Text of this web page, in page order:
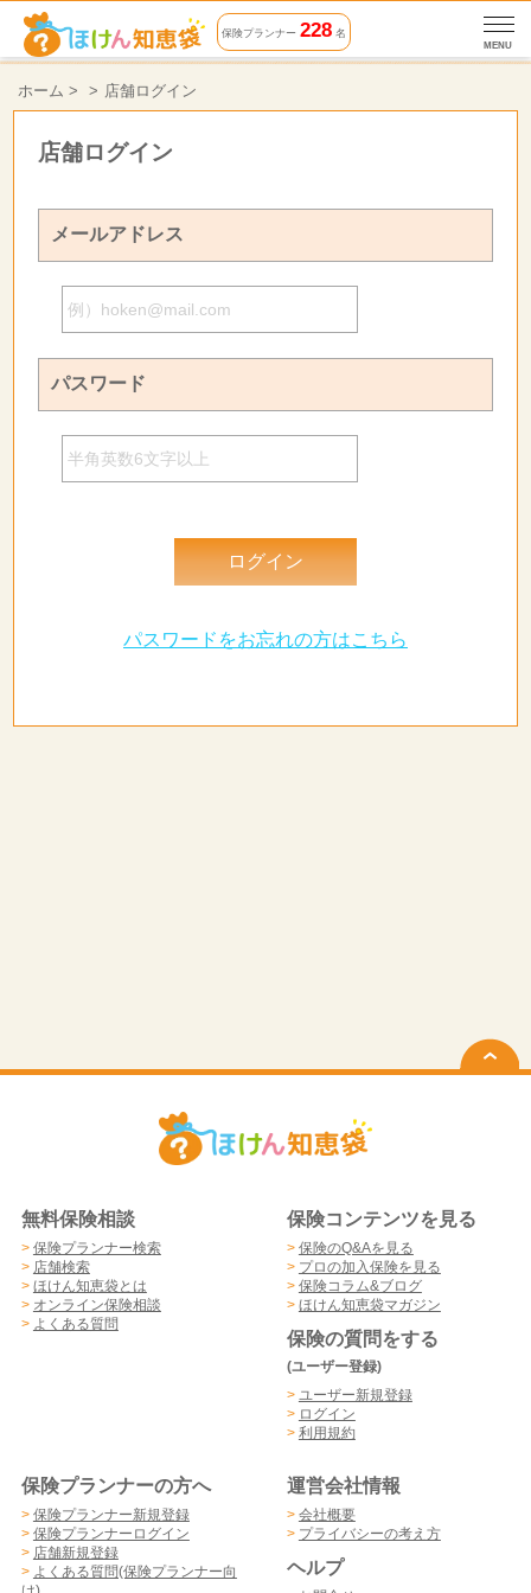
保険プランナー228 名
MENU
ホーム > 店舗ログイン
店舗ログイン
メールアドレス
パスワード
パスワードをお忘れの方はこちら
無料保険相談
> 保険プランナー検索
> 店舗検索
> ほけん知恵袋とは
> オンライン保険相談
> よくある質問
保険コンテンツを見る
> 保険のQ&Aを見る
> プロの加入保険を見る
> 保険コラム&ブログ
> ほけん知恵袋マガジン
保険の質問をする
(ユーザー登録)
> ユーザー新規登録
> ログイン
> 利用規約
保険プランナーの方へ
> 保険プランナー新規登録
> 保険プランナーログイン
> 店舗新規登録
> よくある質問(保険プランナー向
運営会社情報
> 会社概要
> プライバシーの考え方
ヘルプ